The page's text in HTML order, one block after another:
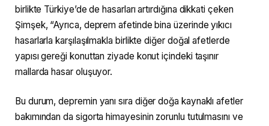
birlikte Türkiye’de de hasarları artırdığına dikkati çeken
Şimşek, “Ayrıca, deprem afetinde bina üzerinde yıkıcı
hasarlarla karşılaşılmakla birlikte diğer doğal afetlerde
yapısı gereği konuttan ziyade konut içindeki taşınır
mallarda hasar oluşuyor.
Bu durum, depremin yanı sıra diğer doğa kaynaklı afetler
bakımından da sigorta himayesinin zorunlu tutulmasını ve